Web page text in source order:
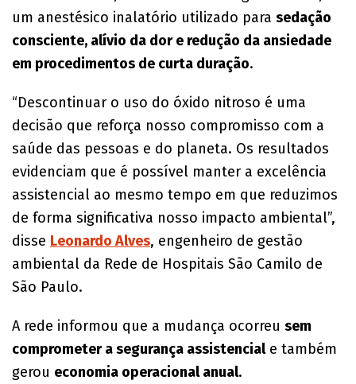
um anestésico inalatório utilizado para sedação
consciente, alívio da dor e redução da ansiedade
em procedimentos de curta duração.
“Descontinuar o uso do óxido nitroso é uma
decisão que reforça nosso compromisso com a
saúde das pessoas e do planeta. Os resultados
evidenciam que é possível manter a excelência
assistencial ao mesmo tempo em que reduzimos
de forma significativa nosso impacto ambiental”,
disse Leonardo Alves, engenheiro de gestão
ambiental da Rede de Hospitais São Camilo de
São Paulo.
A rede informou que a mudança ocorreu sem
comprometer a segurança assistenciale também
gerou economia operacional anual.